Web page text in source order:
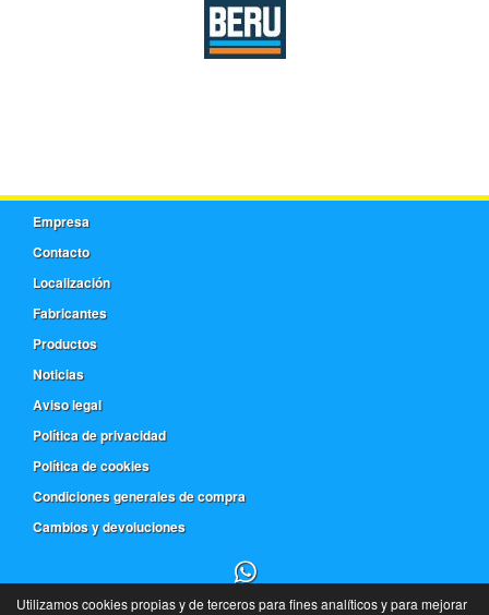
Empresa
Contacto
Localización
Fabricantes
Productos
Noticias
Aviso legal
Política de privacidad
Política de cookies
Condiciones generales de compra
Cambios y devoluciones
Utilizamos cookies propias y de terceros para fines analíticos y para mejorar